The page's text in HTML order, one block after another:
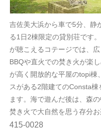
吉佐美大浜から車で5分、静
る1日2棟限定の貸別荘です
が聴こえるコテージでは、
BBQや直火での焚き火が楽
が高く開放的な平屋のtopi棟
スがある2階建てのConsta棟
ます。海で遊んだ後は、森の
焚き火で大自然を思う存分お
415-0028